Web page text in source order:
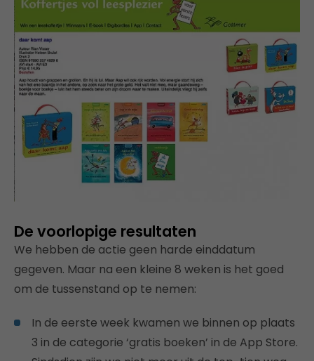
De voorlopige resultaten
We hebben de actie geen harde einddatum
gegeven. Maar na een kleine 8 weken is het goed
om de tussenstand op te nemen:
In de eerste week kwamen we binnen op plaats
3 in de categorie ‘gratis boeken’ in de App Store.